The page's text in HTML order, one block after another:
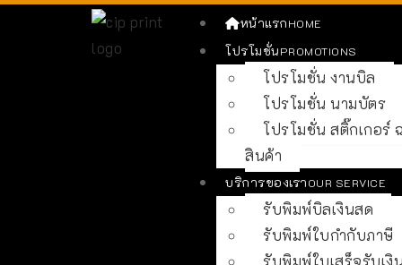
หน้าแรกHOME
โปรโมชั่นPROMOTIONS
โปรโมชั่น งานบิล
โปรโมชั่น นามบัตร
โปรโมชั่น สติ๊กเกอร์
สินค้า
บริการของเราOUR SERVICE
รับพิมพ์บิลเงินสด
รับพิมพ์ใบกำกับภาษี
รับพิมพ์ใบเสร็จรับเงิน